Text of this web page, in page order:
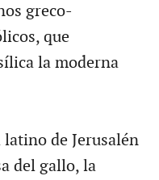
greco-
que
la moderna
de Jerusalén
del gallo, la